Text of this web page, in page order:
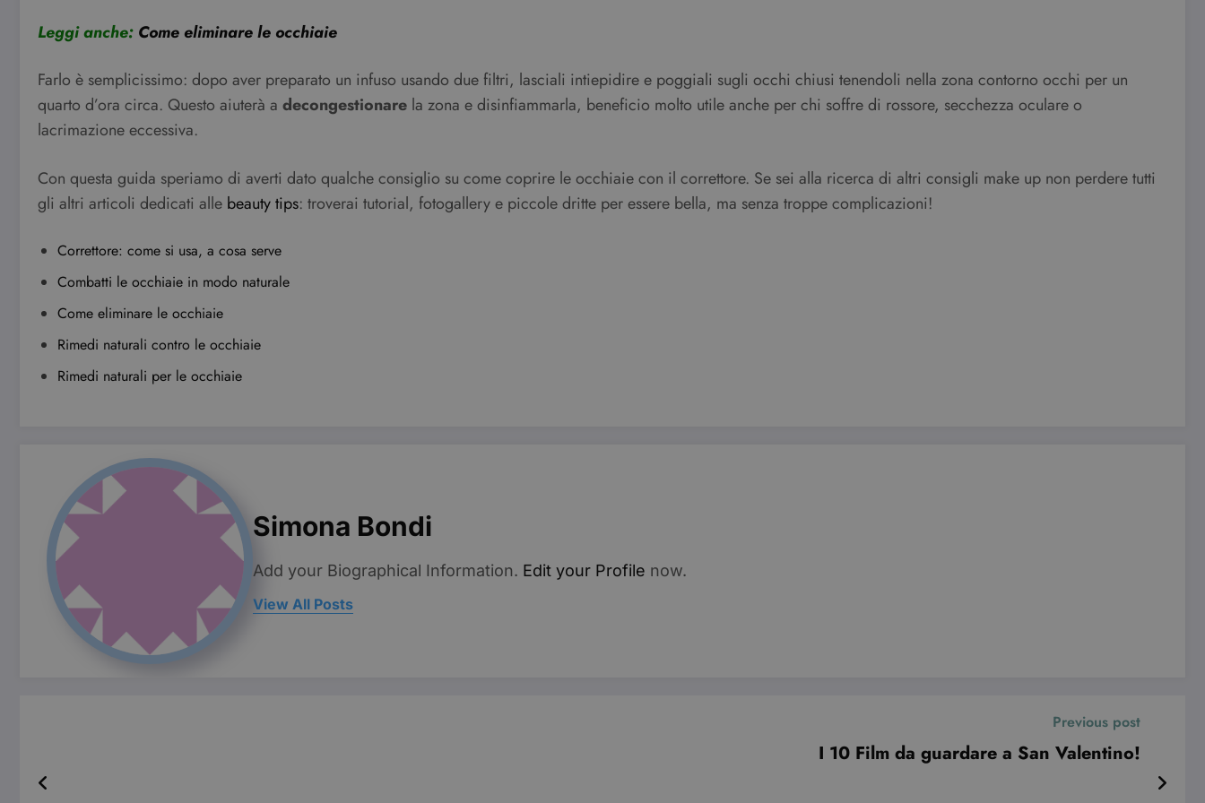
Leggi anche: Come eliminare le occhiaie
Farlo è semplicissimo: dopo aver preparato un infuso usando due filtri, lasciali intiepidire e poggiali sugli occhi chiusi tenendoli nella zona contorno occhi per un
quarto d’ora circa. Questo aiuterà a decongestionare la zona e disinfiammarla, beneficio molto utile anche per chi soffre di rossore, secchezza oculare o
lacrimazione eccessiva.
Con questa guida speriamo di averti dato qualche consiglio su come coprire le occhiaie con il correttore. Se sei alla ricerca di altri consigli make up non perdere tutti
gli altri articoli dedicati alle beauty tips: troverai tutorial, fotogallery e piccole dritte per essere bella, ma senza troppe complicazioni!
Correttore: come si usa, a cosa serve
Combatti le occhiaie in modo naturale
Come eliminare le occhiaie
Rimedi naturali contro le occhiaie
Rimedi naturali per le occhiaie
Simona Bondi
Add your Biographical Information. Edit your Profile now.
View All Posts
Previous post
I 10 Film da guardare a San Valentino!
sito web sta utilizzando la nuova o la vecchia versione dell'interfaccia di Youtube.
YSC
Google LLC
.youtube.com
Sessione
Questo cookie è impostato da YouTube per tenere traccia delle visualizzazioni dei
video incorporati.